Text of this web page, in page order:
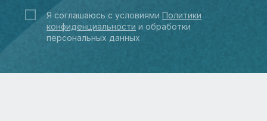
Я соглашаюсь с условиями Политики
конфиденциальности и обработки
персональных данных